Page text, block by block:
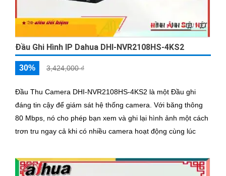
Đầu Ghi Hình IP Dahua DHI-NVR2108HS-4KS2
30% 3,424,000 ₫
Đầu Thu Camera DHI-NVR2108HS-4KS2 là một Đầu ghi
đáng tin cậy để giám sát hệ thống camera. Với băng thông
80 Mbps, nó cho phép bạn xem và ghi lại hình ảnh một cách
trơn tru ngay cả khi có nhiều camera hoạt động cùng lúc